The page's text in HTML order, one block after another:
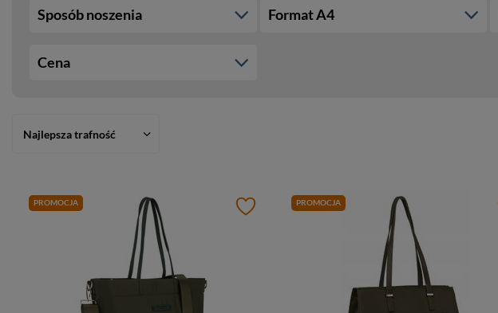
Sposób noszenia Format A4
Cena
Najlepsza trafność
PROMOCJA PROMOCJA